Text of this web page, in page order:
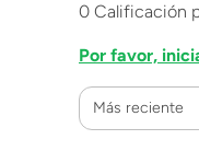
0 Calificación
Por favor,
Más reciente